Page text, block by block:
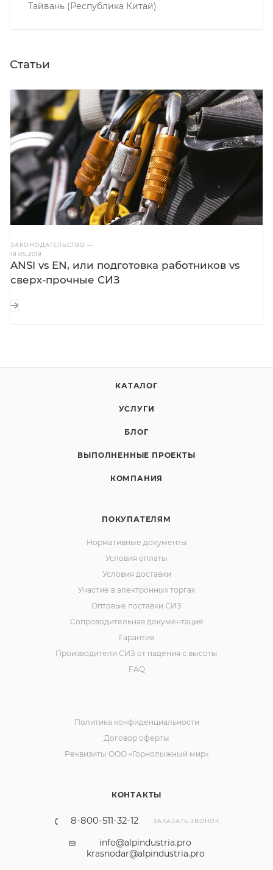
Тайвань (Республика Китай)
Статьи
ЗАКОНОДАТЕЛЬСТВО —
19.05.2019
ANSI vs EN, или подготовка работников vs
сверх-прочные СИЗ
КАТАЛОГ
УСЛУГИ
БЛОГ
ВЫПОЛНЕННЫЕ ПРОЕКТЫ
КОМПАНИЯ
ПОКУПАТЕЛЯМ
Нормативные документы
Условия оплаты
Условия доставки
Участие в электронных торгах
Оптовые поставки СИЗ
Сопроводительная документация
Гарантия
Производители СИЗ от падения с высоты
FAQ
КОНТАКТЫ
8-800-511-32-12 ЗАКАЗАТЬ ЗВОНОК
info@alpindustria.pro
krasnodar@alpindustria.pro
Политика конфиденциальности
Договор оферты
Реквизиты ООО «Горнолыжный мир»